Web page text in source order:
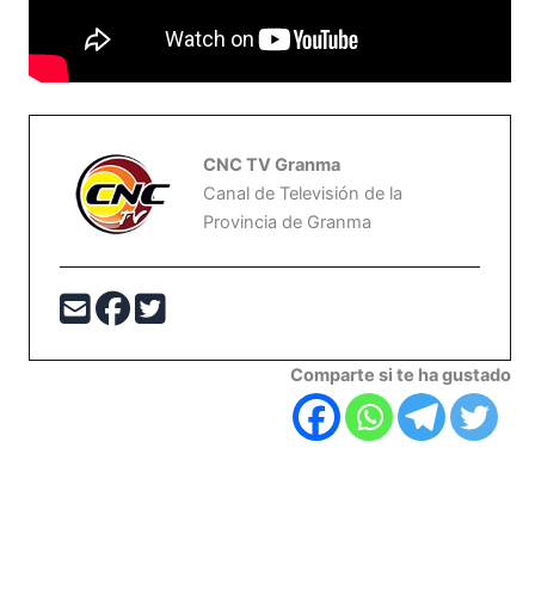
CNC TV Granma
Canal de Televisión de la
Provincia de Granma
Comparte si te ha gustado